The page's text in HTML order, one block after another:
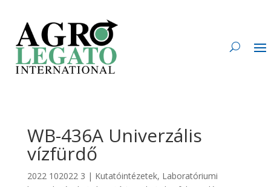
WB-436A Univerzális
vízfürdő
2022 102022 3 | Kutatóintézetek, Laboratóriumi